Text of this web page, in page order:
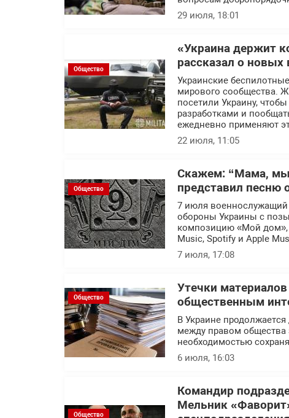
29 июля, 18:01
Общество
«Украина держит
рассказал о
Украинские
мирового сообщества.
посетили Украину,
разработками и
ежедневно применяют
22 июля, 11:05
Общество
Скажем: “Мама,
представил песню
7 июля военнослужащий
обороны Украины с
композицию «Мой дом»,
Music, Spotify и Apple
7 июля, 17:08
Общество
Утечки
общественным
В Украине
между правом общества
необходимостью
6 июля, 16:03
Общество
Командир
Мельник